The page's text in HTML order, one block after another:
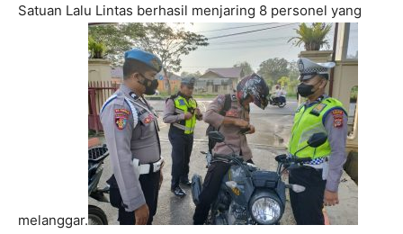
Satuan Lalu Lintas berhasil menjaring 8 personel yang
melanggar.